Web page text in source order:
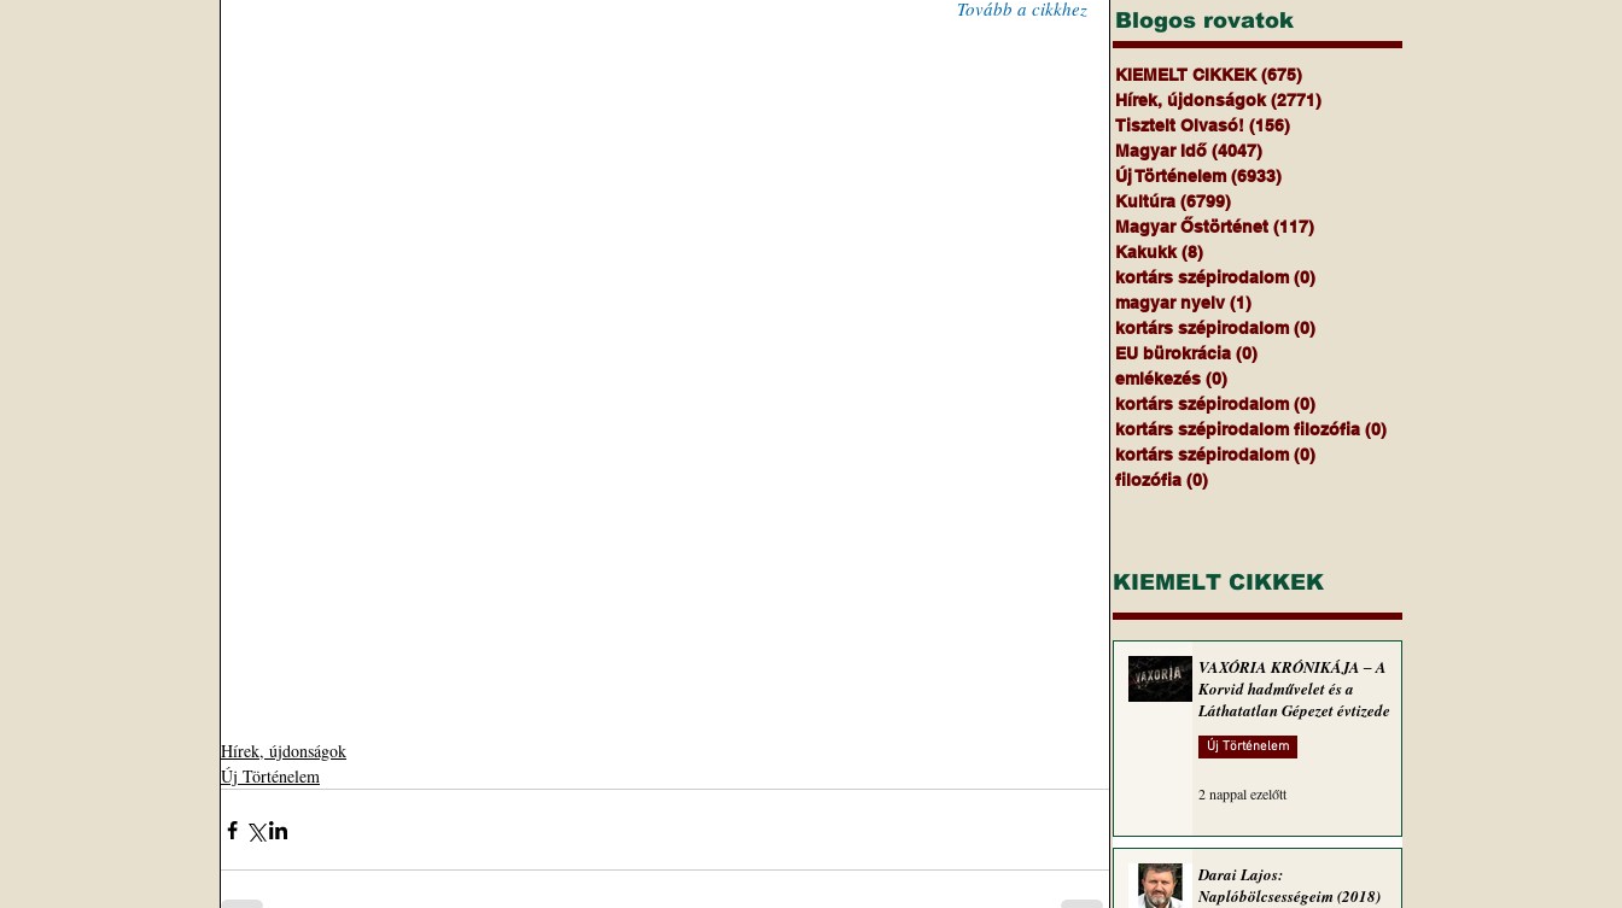
Tovább a cikkhez
Hírek, újdonságok
Új Történelem
Blogos rovatok
KIEMELT CIKKEK (675)
Hírek, újdonságok (2771)
Tisztelt Olvasó! (156)
Magyar Idő (4047)
Új Történelem (6933)
Kultúra (6799)
Magyar Őstörténet (117)
Kakukk (8)
kortárs szépirodalom (0)
magyar nyelv (1)
kortárs szépirodalom (0)
EU bürokrácia (0)
emlékezés (0)
kortárs szépirodalom (0)
kortárs szépirodalom filozófia (0)
kortárs szépirodalom (0)
filozófia (0)
KIEMELT CIKKEK
VAXÓRIA KRÓNIKÁJA ‒ A
Korvid hadművelet és a
Láthatatlan Gépezet évtizede
Új Történelem
2 nappal ezelőtt
Darai Lajos:
Naplóbölcsességeim (2018)